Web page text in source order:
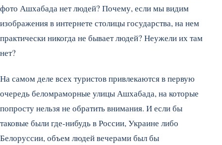
фото Ашхабада нет людей? Почему, если мы видим
изображения в интернете столицы государства, на нем
практически никогда не бывает людей? Неужели их там
нет?
На самом деле всех туристов привлекаются в первую
очередь беломраморные улицы Ашхабада, на которые
попросту нельзя не обратить внимания. И если бы
таковые были где-нибудь в России, Украине либо
Белоруссии, объем людей вечерами был бы